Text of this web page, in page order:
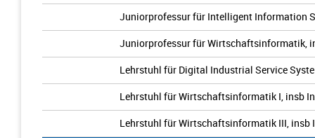
Juniorprofessur für Intelligent Information
Juniorprofessur für Wirtschaftsinformatik,
Lehrstuhl für Digital Industrial Service
Lehrstuhl für Wirtschaftsinformatik I, insb
Lehrstuhl für Wirtschaftsinformatik III, insb